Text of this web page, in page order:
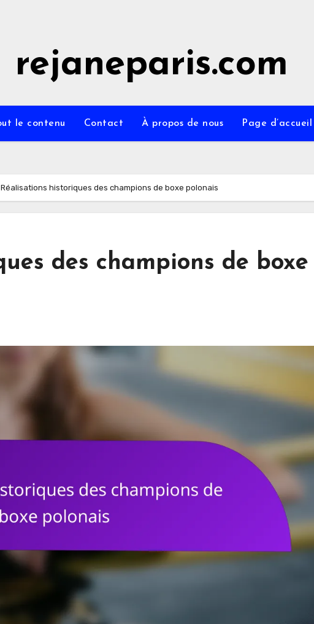
rejaneparis.com
le contenu Contact À propos de nous Page d’accueil
Réalisations historiques des champions de boxe polonais
des champions de boxe